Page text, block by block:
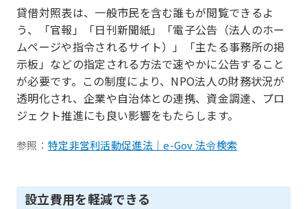
貸借対照表は、一般市民を含む誰もが閲覧できるよ
う、「官報」「日刊新聞紙」「電子公告（法人のホー
ムページや指令されるサイト）」「主たる事務所の掲
示板」などの指定される方法で速やかに公告すること
が必要です。この制度により、NPO法人の財務状況が
透明化され、企業や自治体との連携、資金調達、プロ
ジェクト推進にも良い影響をもたらします。
参照： 特定非営利活動促進法｜e-Gov 法令検索
設立費用を軽減できる